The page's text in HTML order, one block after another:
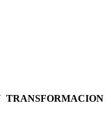
TRANSFORMACION